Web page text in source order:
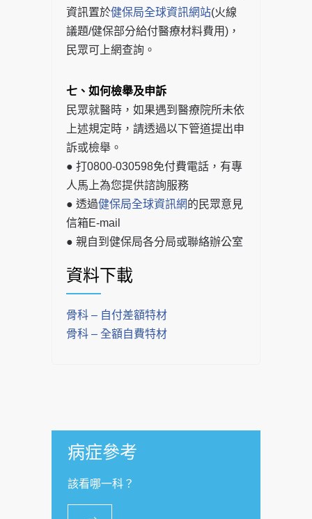
資訊置於健保局全球資訊網站(火線
議題/健保部分給付醫療材料費用)，
民眾可上網查詢。
七、如何檢舉及申訴
民眾就醫時，如果遇到醫療院所未依
上述規定時，請透過以下管道提出申
訴或檢舉。
● 打0800-030598免付費電話，有專
人馬上為您提供諮詢服務
● 透過健保局全球資訊網的民眾意見
信箱E-mail
● 親自到健保局各分局或聯絡辦公室
資料下載
骨科 – 自付差額特材
骨科 – 全額自費特材
病症參考
該看哪一科？